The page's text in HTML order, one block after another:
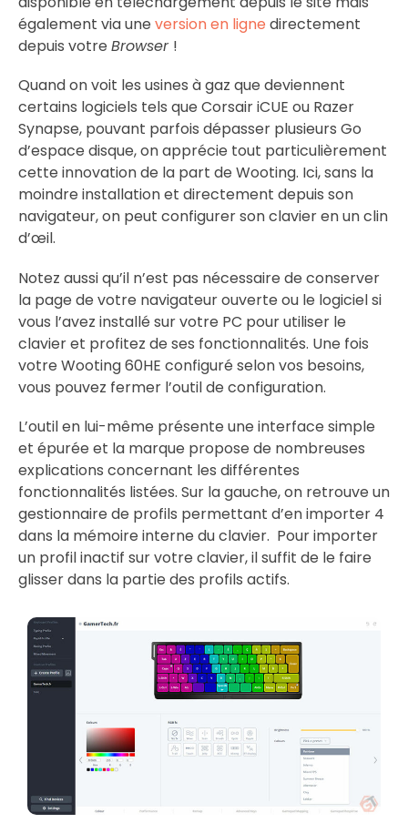
également via une version en ligne directement
depuis votre Browser !
Quand on voit les usines à gaz que deviennent
certains logiciels tels que Corsair iCUE ou Razer
Synapse, pouvant parfois dépasser plusieurs Go
d’espace disque, on apprécie tout particulièrement
cette innovation de la part de Wooting. Ici, sans la
moindre installation et directement depuis son
navigateur, on peut configurer son clavier en un clin
d’œil.
Notez aussi qu’il n’est pas nécessaire de conserver
la page de votre navigateur ouverte ou le logiciel si
vous l’avez installé sur votre PC pour utiliser le
clavier et profitez de ses fonctionnalités. Une fois
votre Wooting 60HE configuré selon vos besoins,
vous pouvez fermer l’outil de configuration.
L’outil en lui-même présente une interface simple
et épurée et la marque propose de nombreuses
explications concernant les différentes
fonctionnalités listées. Sur la gauche, on retrouve un
gestionnaire de profils permettant d’en importer 4
dans la mémoire interne du clavier. Pour importer
un profil inactif sur votre clavier, il suffit de le faire
glisser dans la partie des profils actifs.